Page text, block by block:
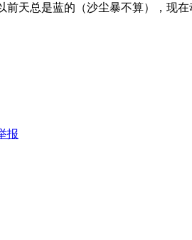
前天总是蓝的（沙尘暴不算），现
报